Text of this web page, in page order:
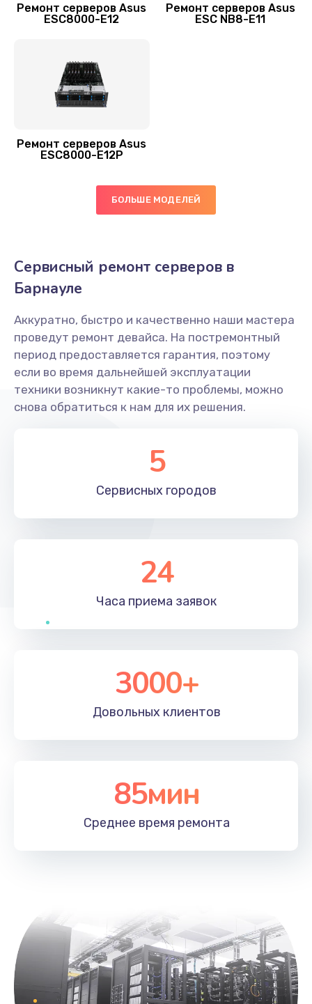
Ремонт серверов Asus
ESC8000-E12
Ремонт серверов Asus
ESC NB8-E11
Ремонт серверов Asus
ESC8000-E12P
БОЛЬШЕ МОДЕЛЕЙ
Сервисный ремонт серверов в
Барнауле
Аккуратно, быстро и качественно наши мастера
проведут ремонт девайса. На постремонтный
период предоставляется гарантия, поэтому
если во время дальнейшей эксплуатации
техники возникнут какие-то проблемы, можно
снова обратиться к нам для их решения.
5
Сервисных городов
24
Часа приема заявок
3000+
Довольных клиентов
85мин
Среднее время ремонта